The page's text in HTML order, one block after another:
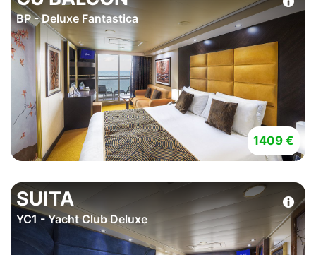
BP - Deluxe Fantastica
1409 €
SUITA
YC1 - Yacht Club Deluxe